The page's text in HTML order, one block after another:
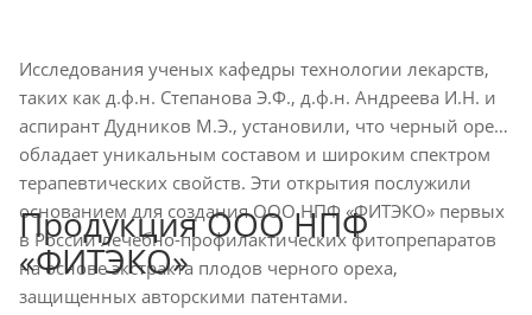
Исследования ученых кафедры технологии лекарств,
таких как д.ф.н. Степанова Э.Ф., д.ф.н. Андреева И.Н. и
аспирант Дудников М.Э., установили, что черный орех
обладает уникальным составом и широким спектром
терапевтических свойств. Эти открытия послужили
основанием для создания ООО НПФ «ФИТЭКО» первых
в России лечебно-профилактических фитопрепаратов
на основе экстракта плодов черного ореха,
защищенных авторскими патентами.
Продукция ООО НПФ
«ФИТЭКО»